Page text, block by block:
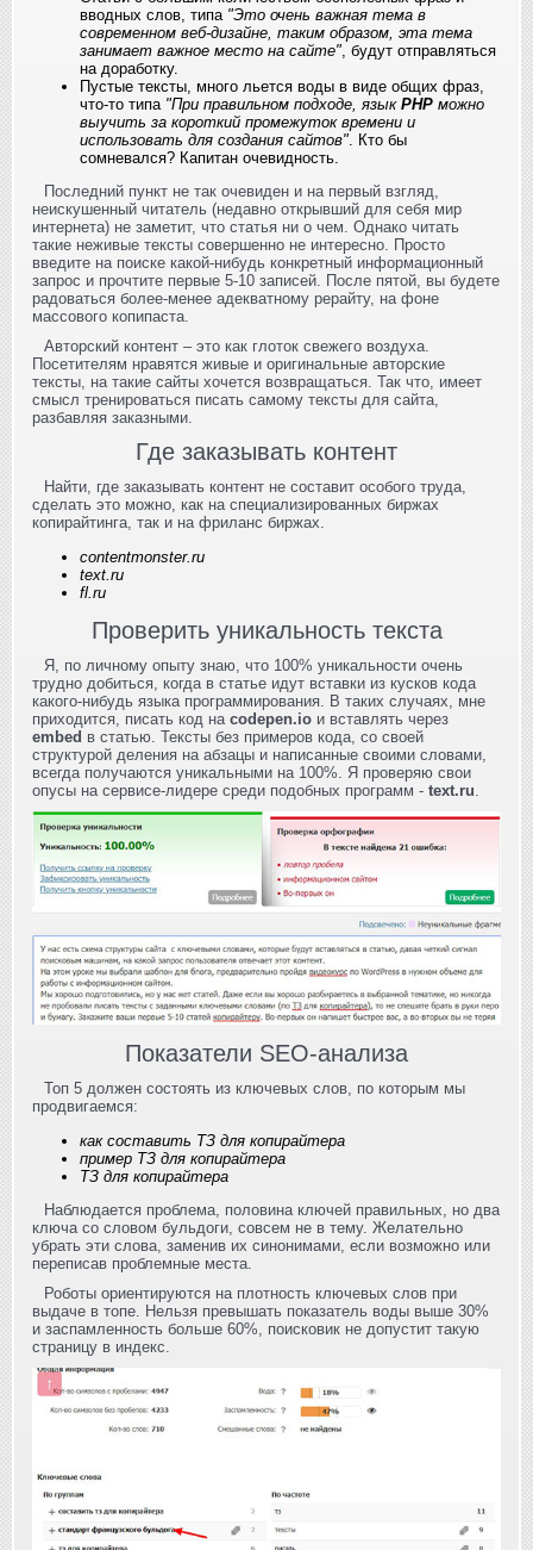
вводных слов, типа "Это очень важная тема в
современном веб-дизайне, таким образом, эта тема
занимает важное место на сайте" , будут отправляться
на доработку.
Пустые тексты, много льется воды в виде общих фраз,
что-то типа "При правильном подходе, язык PHP можно
выучить за короткий промежуток времени и
использовать для создания сайтов" . Кто бы
сомневался? Капитан очевидность.
Последний пункт не так очевиден и на первый взгляд,
неискушенный читатель (недавно открывший для себя мир
интернета) не заметит, что статья ни о чем. Однако читать
такие неживые тексты совершенно не интересно. Просто
введите на поиске какой-нибудь конкретный информационный
запрос и прочтите первые 5-10 записей. После пятой, вы будете
радоваться более-менее адекватному рерайту, на фоне
массового копипаста.
Авторский контент – это как глоток свежего воздуха.
Посетителям нравятся живые и оригинальные авторские
тексты, на такие сайты хочется возвращаться. Так что, имеет
смысл тренироваться писать самому тексты для сайта,
разбавляя заказными.
Где заказывать контент
Найти, где заказывать контент не составит особого труда,
сделать это можно, как на специализированных биржах
копирайтинга, так и на фриланс биржах.
contentmonster.ru
text.ru
fl.ru
Проверить уникальность текста
Я, по личному опыту знаю, что 100% уникальности очень
трудно добиться, когда в статье идут вставки из кусков кода
какого-нибудь языка программирования. В таких случаях, мне
приходится, писать код на codepen.io и вставлять через
embed в статью. Тексты без примеров кода, со своей
структурой деления на абзацы и написанные своими словами,
всегда получаются уникальными на 100%. Я проверяю свои
опусы на сервисе-лидере среди подобных программ - text.ru.
Показатели SEO-анализа
Топ 5 должен состоять из ключевых слов, по которым мы
продвигаемся:
как составить ТЗ для копирайтера
пример ТЗ для копирайтера
ТЗ для копирайтера
Наблюдается проблема, половина ключей правильных, но два
ключа со словом бульдоги, совсем не в тему. Желательно
убрать эти слова, заменив их синонимами, если возможно или
переписав проблемные места.
Роботы ориентируются на плотность ключевых слов при
выдаче в топе. Нельзя превышать показатель воды выше 30%
и заспамленность больше 60%, поисковик не допустит такую
страницу в индекс.